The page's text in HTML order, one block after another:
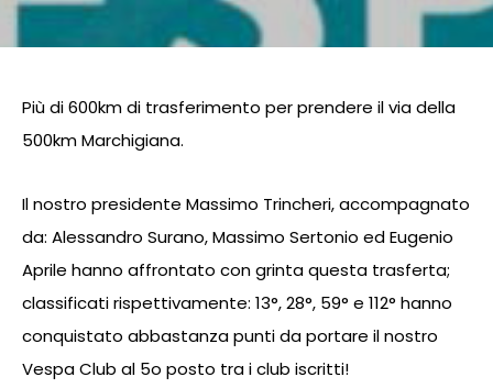
Più di 600km di trasferimento per prendere il via della
500km Marchigiana.
Il nostro presidente Massimo Trincheri, accompagnato
da: Alessandro Surano, Massimo Sertonio ed Eugenio
Aprile hanno affrontato con grinta questa trasferta;
classificati rispettivamente: 13°, 28°, 59° e 112° hanno
conquistato abbastanza punti da portare il nostro
Vespa Club al 5o posto tra i club iscritti!